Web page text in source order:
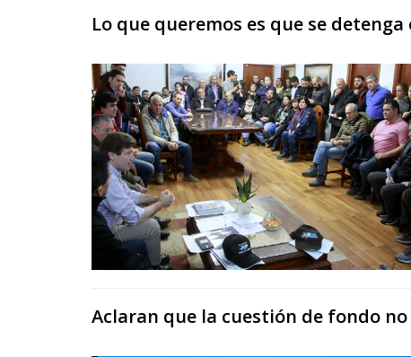
Lo que queremos es que se
Aclaran que la cuestión de fondo